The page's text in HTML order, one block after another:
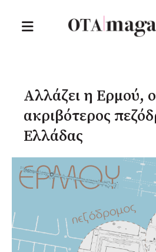
Αλλάζει η Ερμού, ο
ακριβότερος
Ελλάδας